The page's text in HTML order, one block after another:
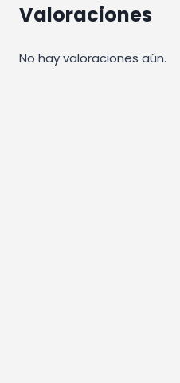
Valoraciones
No hay valoraciones aún.